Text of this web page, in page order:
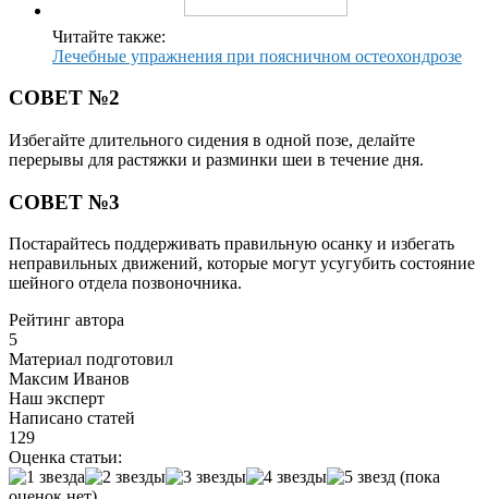
Читайте также:
Лечебные упражнения при поясничном остеохондрозе
СОВЕТ №2
Избегайте длительного сидения в одной позе, делайте
перерывы для растяжки и разминки шеи в течение дня.
СОВЕТ №3
Постарайтесь поддерживать правильную осанку и избегать
неправильных движений, которые могут усугубить состояние
шейного отдела позвоночника.
Рейтинг автора
5
Материал подготовил
Максим Иванов
Наш эксперт
Написано статей
129
Оценка статьи:
(пока